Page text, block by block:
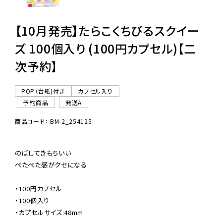
【10月発売】たらこくちびるスクイー
ズ 100個入り (100円カプセル)【二
次予約】
POP（台紙)付き
カプセル入り
予約商品
発送A
商品コード： BM-2_254125
のばしてきもちいい
ぺたぺた感がクセになる
・100円カプセル
・100個入り
・カプセルサイズ:48mm